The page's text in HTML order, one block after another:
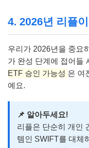
4. 2026년 리플
우리가 2026년을 중요
가 완성 단계에 접어들
ETF 승인 가능성 은 여
예요.
📌 알아두세요!
리플은 단순히 개인
템인 SWIFT를 대체